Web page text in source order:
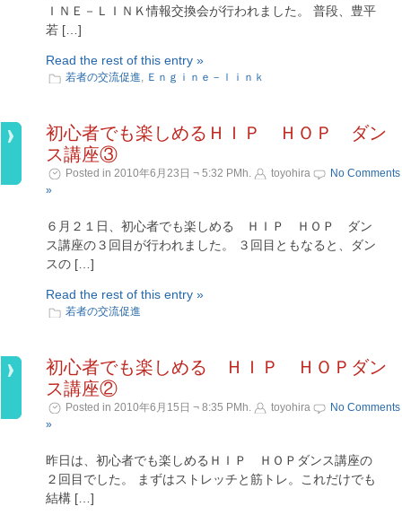
ＩＮＥ－ＬＩＮＫ情報交換会が行われました。 普段、豊平
若 […]
Read the rest of this entry »
若者の交流促進, Ｅｎｇｉｎｅ－ｌｉｎｋ
初心者でも楽しめるＨＩＰ ＨＯＰ ダン
ス講座③
Posted in 2010年6月23日 ¬ 5:32 PMh. toyohira
No Comments
»
６月２１日、初心者でも楽しめる ＨＩＰ ＨＯＰ ダン
ス講座の３回目が行われました。 ３回目ともなると、ダン
スの […]
Read the rest of this entry »
若者の交流促進
初心者でも楽しめる ＨＩＰ ＨＯＰダン
ス講座②
Posted in 2010年6月15日 ¬ 8:35 PMh. toyohira
No Comments
»
昨日は、初心者でも楽しめるＨＩＰ ＨＯＰダンス講座の
２回目でした。 まずはストレッチと筋トレ。これだけでも
結構 […]